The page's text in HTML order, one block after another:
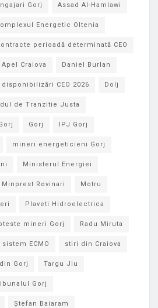
Gorj Assad Al-Hamlawi
Energetic Oltenia
perioadă determinată CEO
Craiova Daniel Burlan
disponibilizări CEO 2026 Dolj
de Tranzitie Justa
Gorj IPJ Gorj
mineri energeticieni Gorj
Ministerul Energiei
Minprest Rovinari Motru
Plaveti Hidroelectrica
mineri Gorj Radu Miruta
sistem ECMO stiri din Craiova
Gorj Targu Jiu
Gorj
Ștefan Baiaram